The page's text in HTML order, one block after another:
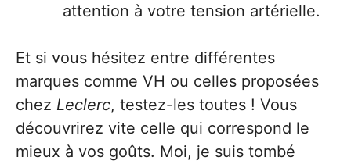
attention à votre tension artérielle.
Et si vous hésitez entre différentes
marques comme VH ou celles proposées
chez Leclerc, testez-les toutes ! Vous
découvrirez vite celle qui correspond le
mieux à vos goûts. Moi, je suis tombé